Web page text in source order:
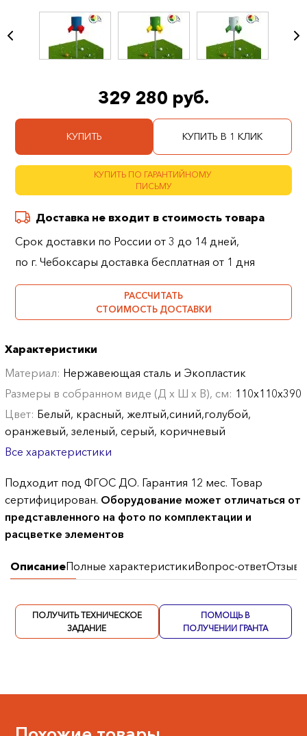
329 280 руб.
КУПИТЬ КУПИТЬ В 1 КЛИК
КУПИТЬ ПО ГАРАНТИЙНОМУ
ПИСЬМУ
Доставка не входит в стоимость товара
Срок доставки по России от 3 до 14 дней,
по г. Чебоксары доставка бесплатная от 1 дня
РАССЧИТАТЬ
СТОИМОСТЬ ДОСТАВКИ
Характеристики
Материал: Нержавеющая сталь и Экопластик
Размеры в собранном виде (Д х Ш х В), см: 110х110х390
Цвет: Белый, красный, желтый,синий,голубой,
оранжевый, зеленый, серый, коричневый
Все характеристики
Подходит под ФГОС ДО. Гарантия 12 мес. Товар
сертифицирован. Оборудование может отличаться от
представленного на фото по комплектации и
расцветке элементов
ОписаниеПолные характеристикиВопрос-ответОтзывы
ПОЛУЧИТЬ ТЕХНИЧЕСКОЕ
ЗАДАНИЕ
ПОМОЩЬ В
ПОЛУЧЕНИИ ГРАНТА